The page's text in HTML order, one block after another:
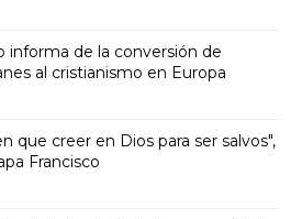
informa de la conversión de
al cristianismo en Europa
que creer en Dios para ser salvos",
Francisco